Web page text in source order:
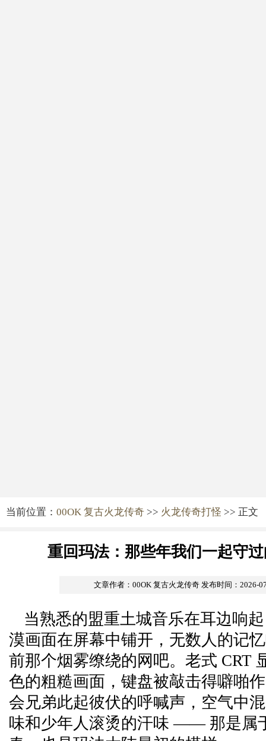
当前位置： 00OK 复古火龙传奇 >> 火龙传奇打怪 >> 正文
重回玛法：那些年我们一起守
文章作者：00OK 复古火龙传奇 发布时间：2026-
当熟悉的盟重土城音乐在耳边响
漠画面在屏幕中铺开，无数人的记
前那个烟雾缭绕的网吧。老式 CRT
色的粗糙画面，键盘被敲击得噼啪
会兄弟此起彼伏的呼喊声，空气中
味和少年人滚烫的汗味 —— 那是属